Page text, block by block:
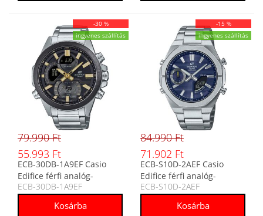
-30 %
ingyenes szállítás
79.990 Ft
55.993 Ft
ECB-30DB-1A9EF Casio
Edifice férfi analóg-
digitális karóra
ECB-30DB-1A9EF
-15 %
ingyenes szállítás
84.990 Ft
71.902 Ft
ECB-S10D-2AEF Casio
Edifice férfi analóg-
digitális karóra
ECB-S10D-2AEF